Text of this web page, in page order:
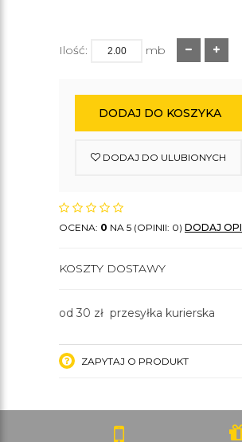
Ilość: mb
DODAJ DO KOSZYKA
DODAJ DO ULUBIONYCH
OCENA: 0 NA 5 (OPINII: 0) DODAJ
KOSZTY DOSTAWY
od 30 zł przesyłka kurierska
ZAPYTAJ O PRODUKT